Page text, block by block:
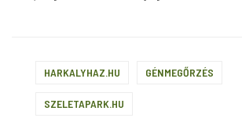
HARKALYHAZ.HU GÉNMEGŐRZÉS
SZELETAPARK.HU